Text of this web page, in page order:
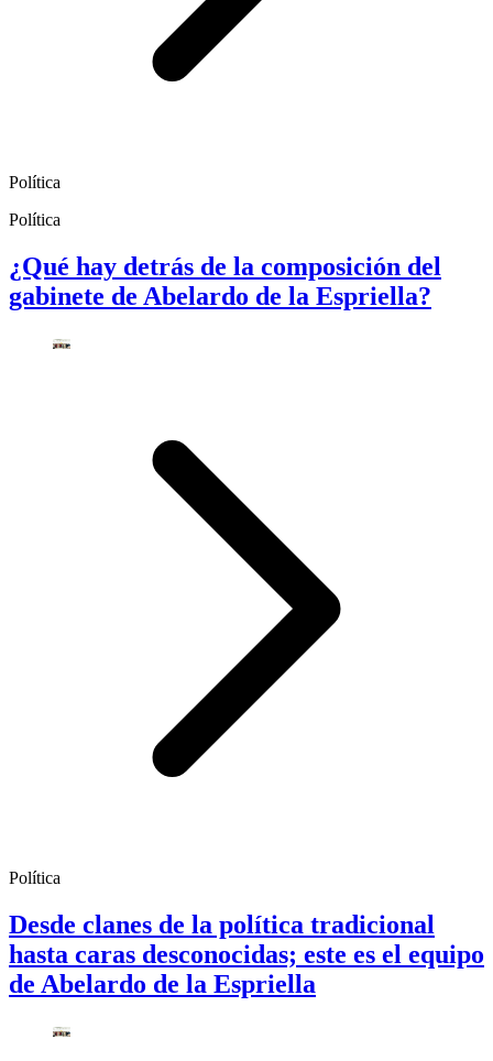
Política
Política
¿Qué hay detrás de la composición del
gabinete de Abelardo de la Espriella?
Política
Desde clanes de la política tradicional
hasta caras desconocidas; este es el equipo
de Abelardo de la Espriella